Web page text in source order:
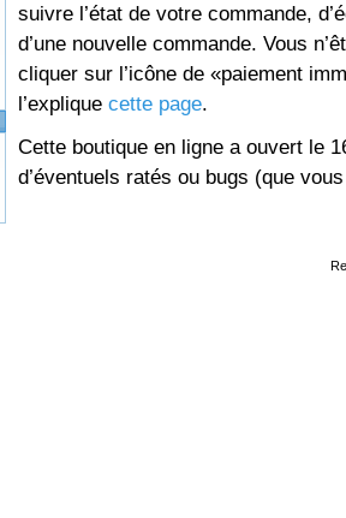
suivre l’état de votre commande,
d’une nouvelle commande. Vous
cliquer sur l’icône de «paiement
l’explique cette page.
Cette boutique en ligne a ouvert le
d’éventuels ratés ou bugs (que